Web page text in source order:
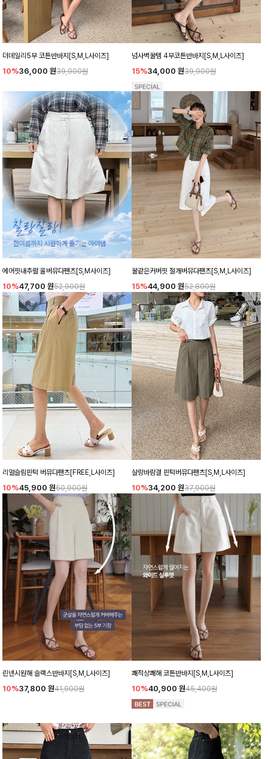
더데일리5부 코튼반바지[S,M,L사이즈]
10%36,000 원39,900원
넘사벽꿀템 4부코튼반바지[S,M,L사이즈]
15%34,000 원39,900원
에어핏내추럴 울버뮤다팬츠[S,M사이즈]
10%47,700 원52,900원
꿀같은커버핏 절개버뮤다팬츠[S,M,L사이즈]
15%44,900 원52,800원
리얼슬림핀턱 버뮤다팬츠[FREE,L사이즈]
10%45,900 원50,900원
살랑바람결 핀턱버뮤다팬츠[S,M,L사이즈]
10%34,200 원37,900원
린넨시원해 슬랙스반바지[S,M,L사이즈]
10%37,800 원41,900원
쾌적상쾌해 코튼반바지[S,M,L사이즈]
10%40,900 원45,400원